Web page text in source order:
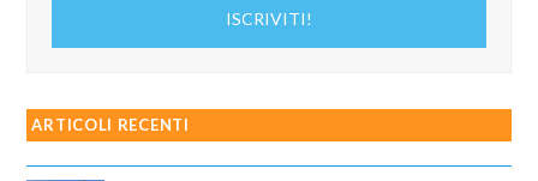
ISCRIVITI!
ARTICOLI RECENTI